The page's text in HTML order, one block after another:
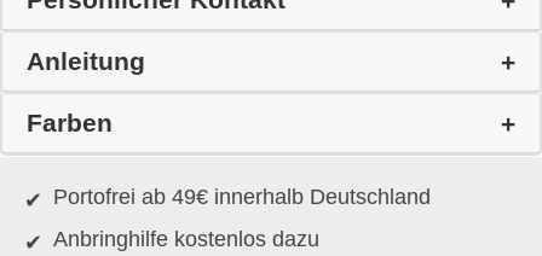
Anleitung
Farben
Portofrei ab 49€ innerhalb Deutschland
Anbringhilfe kostenlos dazu